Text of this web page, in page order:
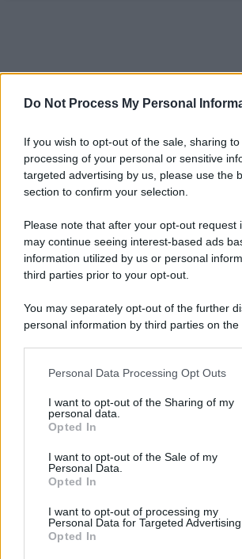
Do Not Process My Personal
If you wish to opt-out of the sale, sharing
processing of your personal or sensitive
targeted advertising by us, please use the
section to confirm your selection.
Please note that after your opt-out request
may continue seeing interest-based ads
information utilized by us or personal
third parties prior to your opt-out.
You may separately opt-out of the further
personal information by third parties on the
This information may also be disclosed by
disclose it to other third parties.
Please note that this website/app uses one
services and may gather and store
not limited to your visit or usage behaviour.
grant or deny consent to Google and its
consent section.
Personal Data Processing Opt Outs
I want to opt-out of the Sharing of my
personal data.
Opted In
I want to opt-out of the Sale of my
Personal Data.
Opted In
I want to opt-out of processing my
Personal Data for Targeted Advertising.
Opted In